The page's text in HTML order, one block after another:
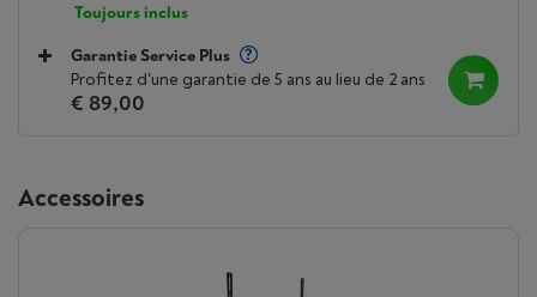
Toujours inclus
Garantie Service Plus
Profitez d'une garantie de 5 ans au lieu de 2 ans
€ 89,00
Accessoires